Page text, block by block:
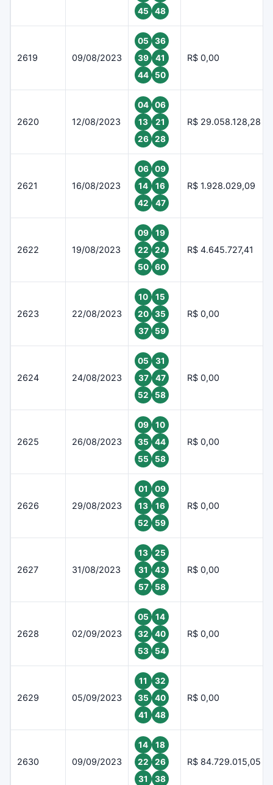
45
48
2619 09/08/2023
05
36
39
41
44
50
R$ 0,00
2620 12/08/2023
04
06
13
21
26
28
R$ 29.058.128,28
2621 16/08/2023
06
09
14
16
42
47
R$ 1.928.029,09
2622 19/08/2023
09
19
22
24
50
60
R$ 4.645.727,41
2623 22/08/2023
10
15
20
35
37
59
R$ 0,00
2624 24/08/2023
05
31
37
47
52
58
R$ 0,00
2625 26/08/2023
09
10
35
44
55
58
R$ 0,00
2626 29/08/2023
01
09
13
16
52
59
R$ 0,00
2627 31/08/2023
13
25
31
43
57
58
R$ 0,00
2628 02/09/2023
05
14
32
40
53
54
R$ 0,00
2629 05/09/2023
11
32
35
40
41
48
R$ 0,00
2630 09/09/2023
14
18
22
26
31
38
R$ 84.729.015,05